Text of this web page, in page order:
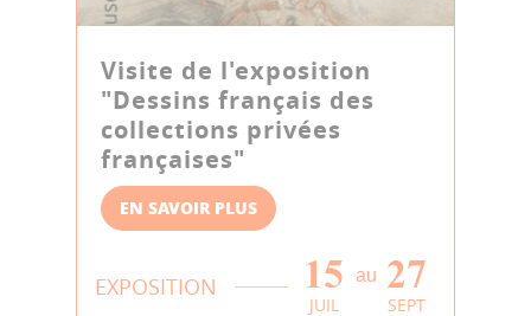
Visite de l'exposition
"Dessins français des
collections privées
françaises"
EN SAVOIR PLUS
EXPOSITION 15
JUIL
au 27
SEPT